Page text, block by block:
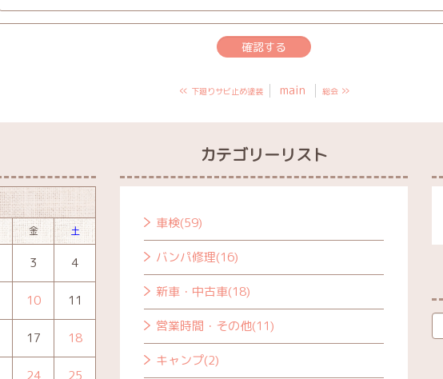
« 下廻りサビ止め塗装 main 総会»
金 土
3 4
10 11
17 18
24 25
カテゴリーリスト
車検(59)
バンパ修理(16)
新車・中古車(18)
営業時間・その他(11)
キャンプ(2)